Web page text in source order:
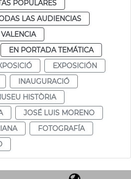
POPULARES
LAS AUDIENCIAS
VALENCIA
EN PORTADA TEMÁTICA
EXPOSICIÓN
INAUGURACIÓ
HISTÒRIA
JOSÉ LUIS MORENO
FOTOGRAFÍA